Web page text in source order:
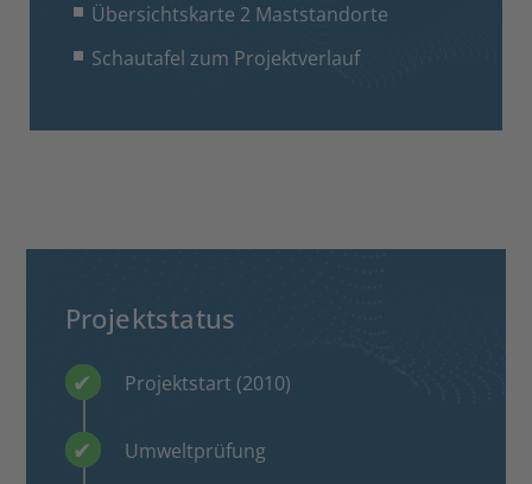
Übersichtskarte 2 Maststandorte
Schautafel zum Projektverlauf
Projektstatus
Projektstart (2010)
Umweltprüfung